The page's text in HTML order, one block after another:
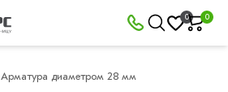
0 0
Арматура диаметром 28 мм